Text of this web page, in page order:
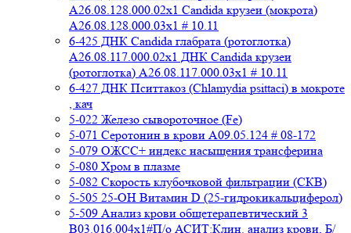
A26.08.128.000.02x1 Candida крузеи (мокрота)
A26.08.128.000.03x1 # 10.11
6-425 ДНК Candida глабрата (ротоглотка)
A26.08.117.000.02x1 ДНК Candida крузеи
(ротоглотка) A26.08.117.000.03x1 # 10.11
6-427 ДНК Пситтакоз (Chlamydia psittaci) в мокроте
, кач
5-022 Железо сывороточное (Fe)
5-071 Серотонин в крови A09.05.124 # 08-172
5-079 ОЖСС+ индекс насыщения трансферина
5-080 Хром в плазме
5-082 Скорость клубочковой фильтрации (СКВ)
5-505 25-ОН Витамин D (25-гидрокикальциферол)
5-509 Анализ крови общетерапевтический 3
B03.016.004x1#П/о АСИТ:Клин. анализ крови, Б/